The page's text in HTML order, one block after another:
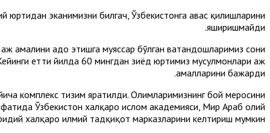
эканимизни билгач, Ўзбекистонга ҳавас қилишларини
яширишмайди.
амалини адо этишга муяссар бўлган ватандошларимиз сони
етти йилда 60 мингдан зиёд юртимиз мусулмонлари ҳаж
амалларини бажарди.
комплекс тизим яратилди. Олимларимизнинг бой меросини
Ўзбекистон халқаро ислом академияси, Мир Араб олий
халқаро илмий тадқиқот марказларини келтириш мумкин.